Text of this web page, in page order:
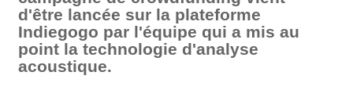
d'être lancée sur la plateforme
Indiegogo par l'équipe qui a mis au
point la technologie d'analyse
acoustique.